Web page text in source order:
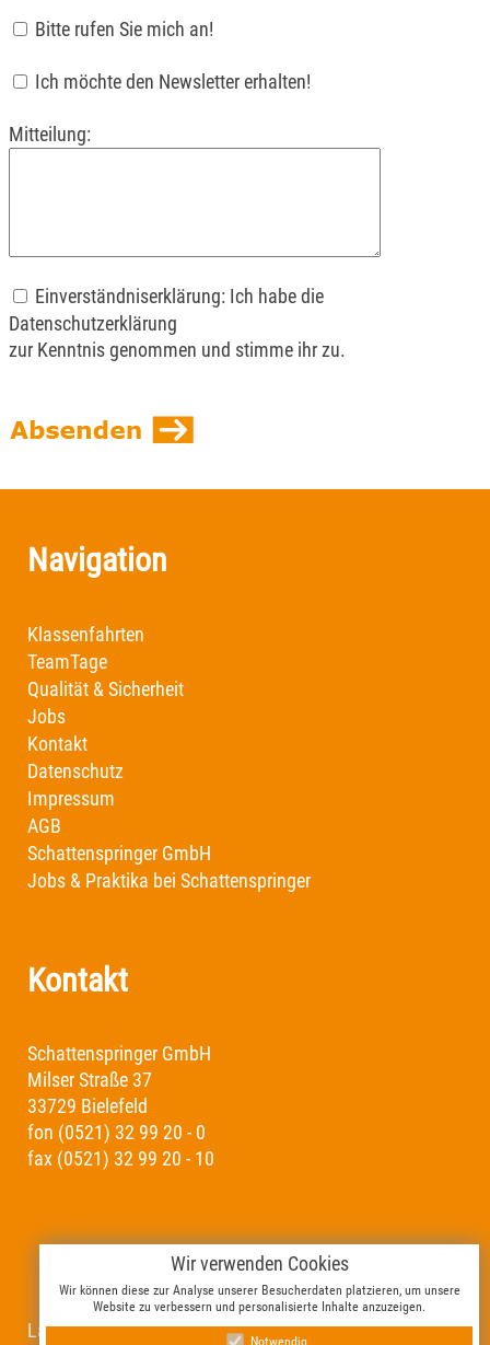
Bitte rufen Sie mich an!
Ich möchte den Newsletter erhalten!
Mitteilung:
Einverständniserklärung: Ich habe die
Datenschutzerklärung
zur Kenntnis genommen und stimme ihr zu.
Navigation
Klassenfahrten
TeamTage
Qualität & Sicherheit
Jobs
Kontakt
Datenschutz
Impressum
AGB
Schattenspringer GmbH
Jobs & Praktika bei Schattenspringer
Kontakt
Schattenspringer GmbH
Milser Straße 37
33729 Bielefeld
fon (0521) 32 99 20 - 0
fax (0521) 32 99 20 - 10
Landsberger Allee 394
Wir verwenden Cookies
Wir können diese zur Analyse unserer Besucherdaten platzieren, um unsere
Website zu verbessern und personalisierte Inhalte anzuzeigen.
Notwendig